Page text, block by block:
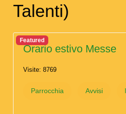
Talenti)
Featured
Orario estivo Messe
Visite: 8769
Parrocchia Avvisi